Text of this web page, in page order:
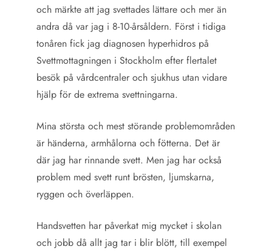
och märkte att jag svettades lättare och mer än
andra då var jag i 8-10-årsåldern. Först i tidiga
tonåren fick jag diagnosen hyperhidros på
Svettmottagningen i Stockholm efter flertalet
besök på vårdcentraler och sjukhus utan vidare
hjälp för de extrema svettningarna.
Mina största och mest störande problemområden
är händerna, armhålorna och fötterna. Det är
där jag har rinnande svett. Men jag har också
problem med svett runt brösten, ljumskarna,
ryggen och överläppen.
Handsvetten har påverkat mig mycket i skolan
och jobb då allt jag tar i blir blött, till exempel